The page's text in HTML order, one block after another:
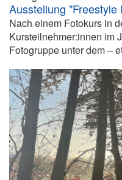
Ausstellung
Nach einem Fotokurs in
Kursteilnehmer:innen im
Fotogruppe unter dem –